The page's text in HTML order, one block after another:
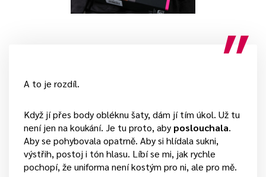
A to je rozdíl.
Když jí přes body obléknu šaty, dám jí tím úkol. Už tu
není jen na koukání. Je tu proto, aby poslouchala.
Aby se pohybovala opatrně. Aby si hlídala sukni,
výstřih, postoj i tón hlasu. Líbí se mi, jak rychle
pochopí, že uniforma není kostým pro ni, ale pro mě.